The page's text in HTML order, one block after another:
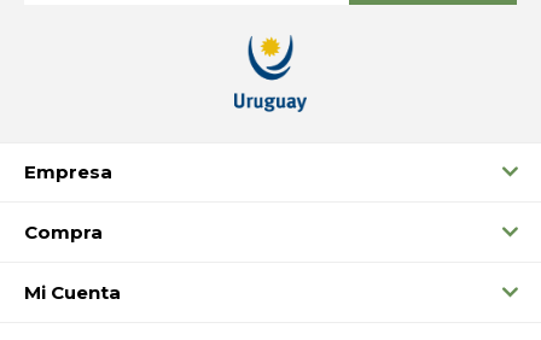
Empresa
Compra
Mi Cuenta